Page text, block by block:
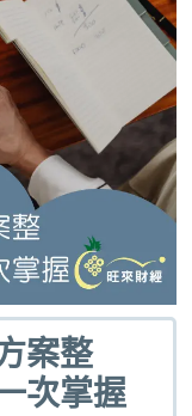
案整
次掌握